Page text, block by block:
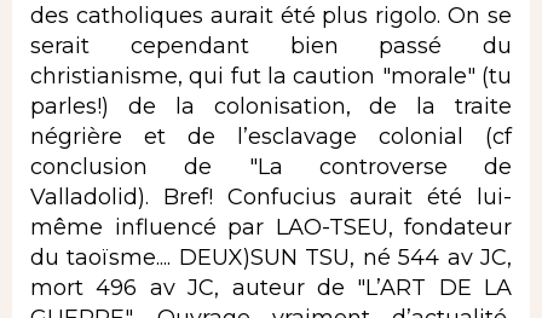
des catholiques aurait été plus rigolo. On se
serait cependant bien passé du
christianisme, qui fut la caution "morale" (tu
parles!) de la colonisation, de la traite
négrière et de l’esclavage colonial (cf
conclusion de "La controverse de
Valladolid). Bref! Confucius aurait été lui-
même influencé par LAO-TSEU, fondateur
du taoïsme.... DEUX)SUN TSU, né 544 av JC,
mort 496 av JC, auteur de "L’ART DE LA